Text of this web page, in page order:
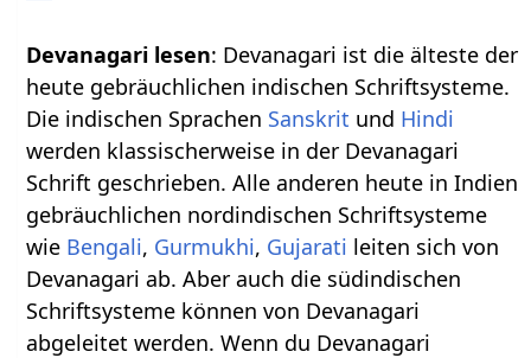
Devanagari lesen: Devanagari ist die älteste der
heute gebräuchlichen indischen Schriftsysteme.
Die indischen Sprachen Sanskrit und Hindi
werden klassischerweise in der Devanagari
Schrift geschrieben. Alle anderen heute in Indien
gebräuchlichen nordindischen Schriftsysteme
wie Bengali, Gurmukhi, Gujarati leiten sich von
Devanagari ab. Aber auch die südindischen
Schriftsysteme können von Devanagari
abgeleitet werden. Wenn du Devanagari